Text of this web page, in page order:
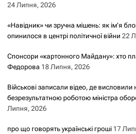
24 Липня, 2026
«Навідник» чи зручна мішень: як ім’я
опинилося в центрі політичної війни 22
Спонсори «картонного Майдану»: хто
Федорова 18 Липня, 2026
Військові записали відео, де
безрезультатною роботою міністра
Липня, 2026
про що говорять українські гроші 17